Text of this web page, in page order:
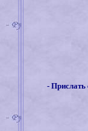
- Прислать